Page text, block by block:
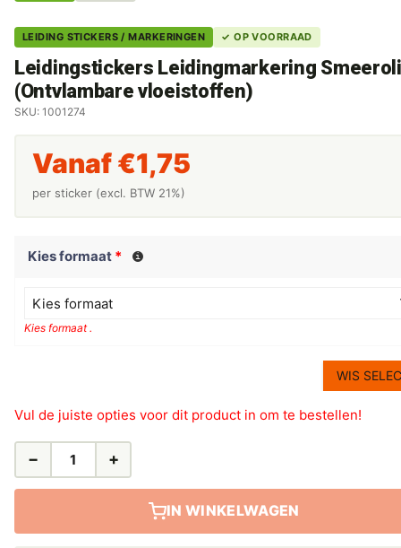
LEIDING STICKERS / MARKERINGEN ✓ OP VOORRAAD
Leidingstickers Leidingmarkering
(Ontvlambare vloeistoffen)
SKU: 1001274
Vanaf €1,75
per sticker (excl. BTW 21%)
Kies formaat *
Kies formaat
Kies formaat .
WIS
Vul de juiste opties voor dit product in om te bestellen!
LEIDINGSTICKERS
− +
IN WINKELWAGEN